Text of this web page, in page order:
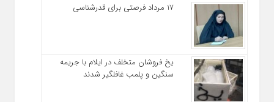
17 مرداد فرصتی برای قدرشناسی
یخ‌ فروشان متخلف در ایلام با جریمه
سنگین و پلمب غافلگیر شدند